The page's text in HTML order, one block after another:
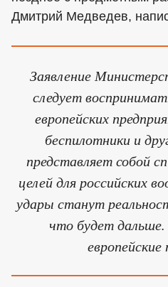
Дмитрий Медведев,
Заявление
следует
европейских
беспилотники и
представляет собой
целей для российских
удары станут
что будет